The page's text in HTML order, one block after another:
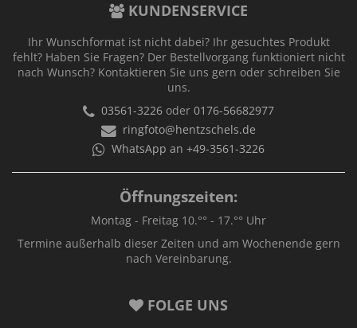
KUNDENSERVICE
Ihr Wunschformat ist nicht dabei? Ihr gesuchtes Produkt
fehlt? Haben Sie Fragen? Der Bestellvorgang funktioniert nicht
nach Wunsch? Kontaktieren Sie uns gern oder schreiben Sie
uns.
03561-3226 oder 0176-56682977
ringfoto@hentzschels.de
WhatsApp an +49-3561-3226
Öffnungszeiten:
Montag - Freitag 10.°° - 17.°° Uhr
Termine außerhalb dieser Zeiten und am Wochenende gern
nach Vereinbarung.
FOLGE UNS